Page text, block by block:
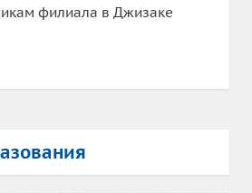
филиала в Джизаке